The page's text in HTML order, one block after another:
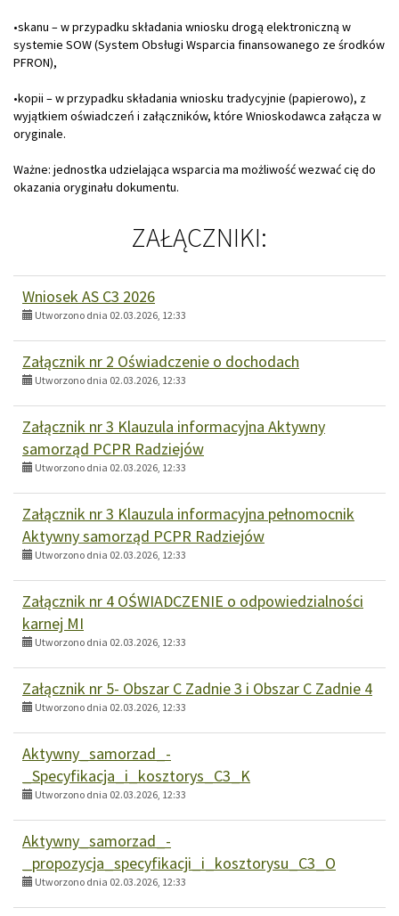
•skanu – w przypadku składania wniosku drogą elektroniczną w
systemie SOW (System Obsługi Wsparcia finansowanego ze środków
PFRON),
•kopii – w przypadku składania wniosku tradycyjnie (papierowo), z
wyjątkiem oświadczeń i załączników, które Wnioskodawca załącza w
oryginale.
Ważne: jednostka udzielająca wsparcia ma możliwość wezwać cię do
okazania oryginału dokumentu.
ZAŁĄCZNIKI:
Wniosek AS C3 2026
Utworzono dnia 02.03.2026, 12:33
Załącznik nr 2 Oświadczenie o dochodach
Utworzono dnia 02.03.2026, 12:33
Załącznik nr 3 Klauzula informacyjna Aktywny
samorząd PCPR Radziejów
Utworzono dnia 02.03.2026, 12:33
Załącznik nr 3 Klauzula informacyjna pełnomocnik
Aktywny samorząd PCPR Radziejów
Utworzono dnia 02.03.2026, 12:33
Załącznik nr 4 OŚWIADCZENIE o odpowiedzialności
karnej MI
Utworzono dnia 02.03.2026, 12:33
Załącznik nr 5- Obszar C Zadnie 3 i Obszar C Zadnie 4
Utworzono dnia 02.03.2026, 12:33
Aktywny_samorzad_-
_Specyfikacja_i_kosztorys_C3_K
Utworzono dnia 02.03.2026, 12:33
Aktywny_samorzad_-
_propozycja_specyfikacji_i_kosztorysu_C3_O
Utworzono dnia 02.03.2026, 12:33